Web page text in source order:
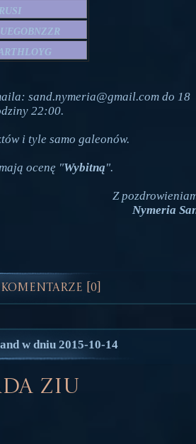
sand.nymeria@gmail.com do 18
22:00.
i tyle samo galeonów.
ocenę "Wybitną".
Z
Nymeria
Komentarze [0]
w dniu 2015-10-14
ZiU